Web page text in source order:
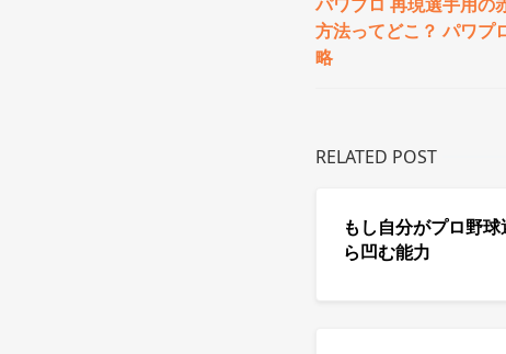
方法ってどこ？ パワプ
略
RELATED POST
もし自分がプロ野
ら凹む能力